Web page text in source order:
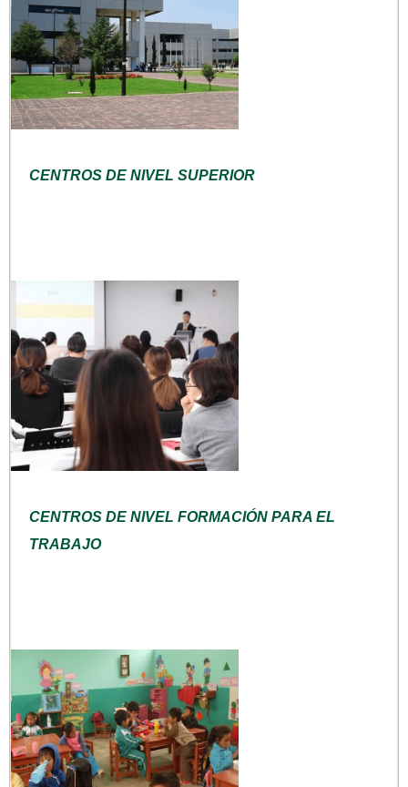
CENTROS DE NIVEL SUPERIOR
CENTROS DE NIVEL FORMACIÓN PARA EL
TRABAJO